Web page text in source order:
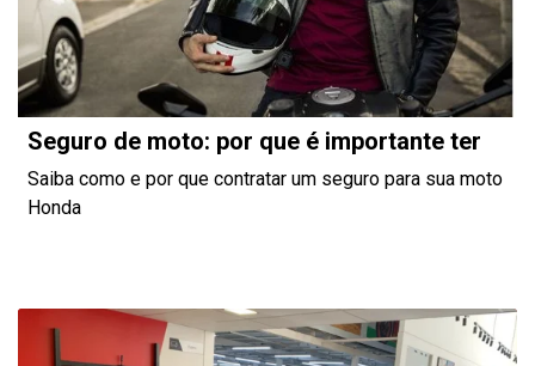
Seguro de moto: por que é importante ter
Saiba como e por que contratar um seguro para sua moto
Honda